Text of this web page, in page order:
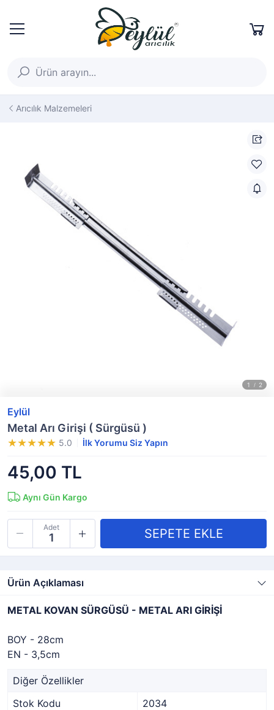
Arıcılık Malzemeleri
Eylül
Metal Arı Girişi ( Sürgüsü )
5.0 İlk Yorumu Siz Yapın
45,00 TL
Aynı Gün Kargo
Adet
Ürün Açıklaması
METAL KOVAN SÜRGÜSÜ - METAL ARI GİRİŞİ
BOY - 28cm
EN - 3,5cm
Diğer Özellikler
Stok Kodu
2034